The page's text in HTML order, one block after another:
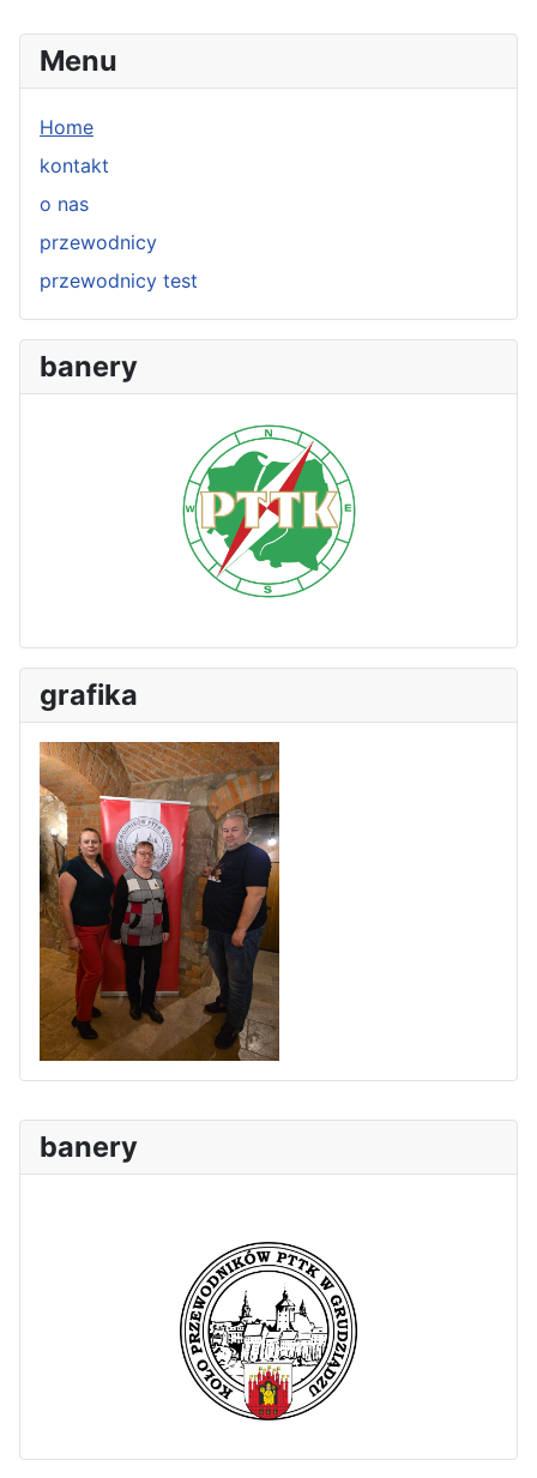
banery
Menu
Home
kontakt
o nas
przewodnicy
przewodnicy test
banery
grafika